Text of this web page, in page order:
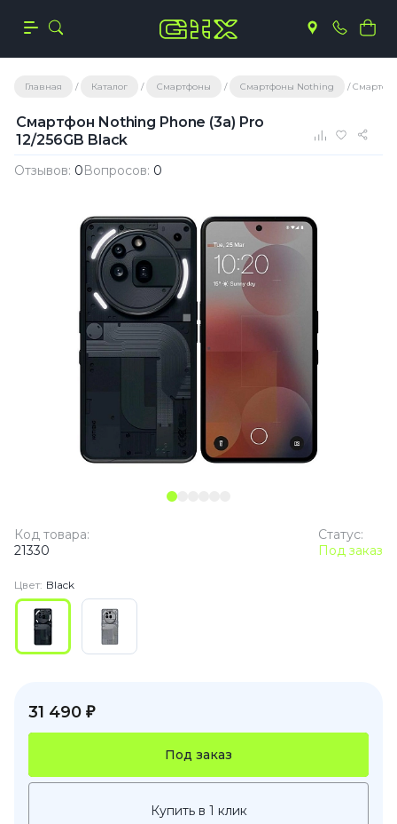
Главная Каталог Смартфоны Смартфоны Nothing
Смартфон Nothing Phone (3a) Pro
12/256GB Black
Отзывов: 0Вопросов: 0
Статус:
Под заказ
Код товара:
21330
Цвет: Black
31 490 ₽
Под заказ
Купить в 1 клик